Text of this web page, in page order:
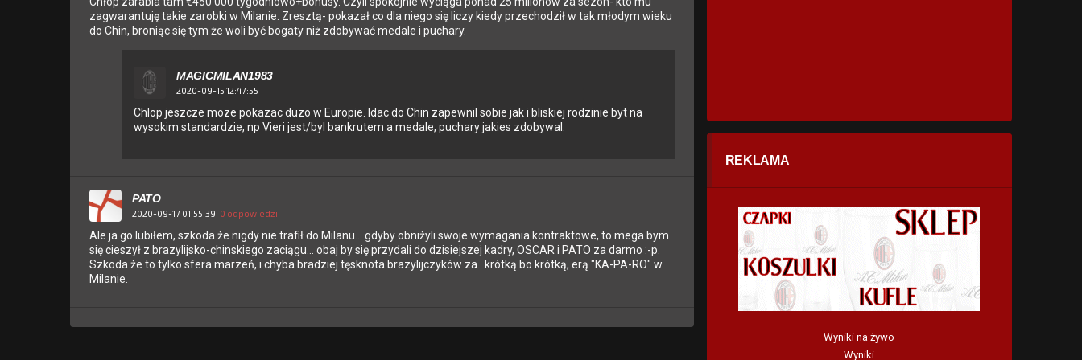
zagwarantuję takie zarobki w Milanie. Zresztą- pokazał co dla niego się liczy kiedy przechodził w tak młodym wieku
do Chin, broniąc się tym że woli być bogaty niż zdobywać medale i puchary.
MAGICMILAN1983
2020-09-15 12:47:55
Chlop jeszcze moze pokazac duzo w Europie. Idac do Chin zapewnil sobie jak i bliskiej rodzinie byt na
wysokim standardzie, np Vieri jest/byl bankrutem a medale, puchary jakies zdobywal.
PATO
2020-09-17 01:55:39, 0 odpowiedzi
Ale ja go lubiłem, szkoda że nigdy nie trafił do Milanu... gdyby obniżyli swoje wymagania kontraktowe, to mega bym
się cieszył z brazylijsko-chinskiego zaciągu... obaj by się przydali do dzisiejszej kadry, OSCAR i PATO za darmo :-p.
Szkoda że to tylko sfera marzeń, i chyba bradziej tęsknota brazylijczyków za.. krótką bo krótką, erą "KA-PA-RO" w
Milanie.
REKLAMA
Wyniki na żywo
Wyniki